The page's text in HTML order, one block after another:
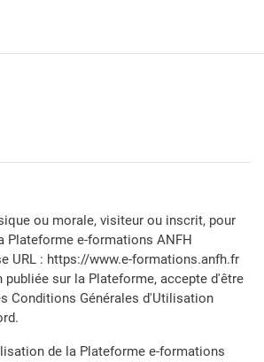
ou morale, visiteur ou inscrit, pour
Plateforme e-formations ANFH
URL : https://www.e-formations.anfh.fr
sur la Plateforme, accepte d'être
Conditions Générales d'Utilisation
de la Plateforme e-formations